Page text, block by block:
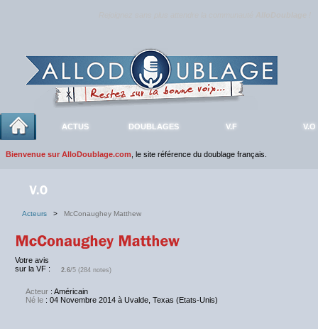
ACTUS DOUBLAGES V.F V.O
Bienvenue sur AlloDoublage.com , le site référence du doublage français.
Acteurs > McConaughey Matthew
Votre avis
sur la VF :
2.6/5 (284 notes)
Acteur : Américain
Né le : 04 Novembre 2014 à Uvalde, Texas (Etats-Unis)